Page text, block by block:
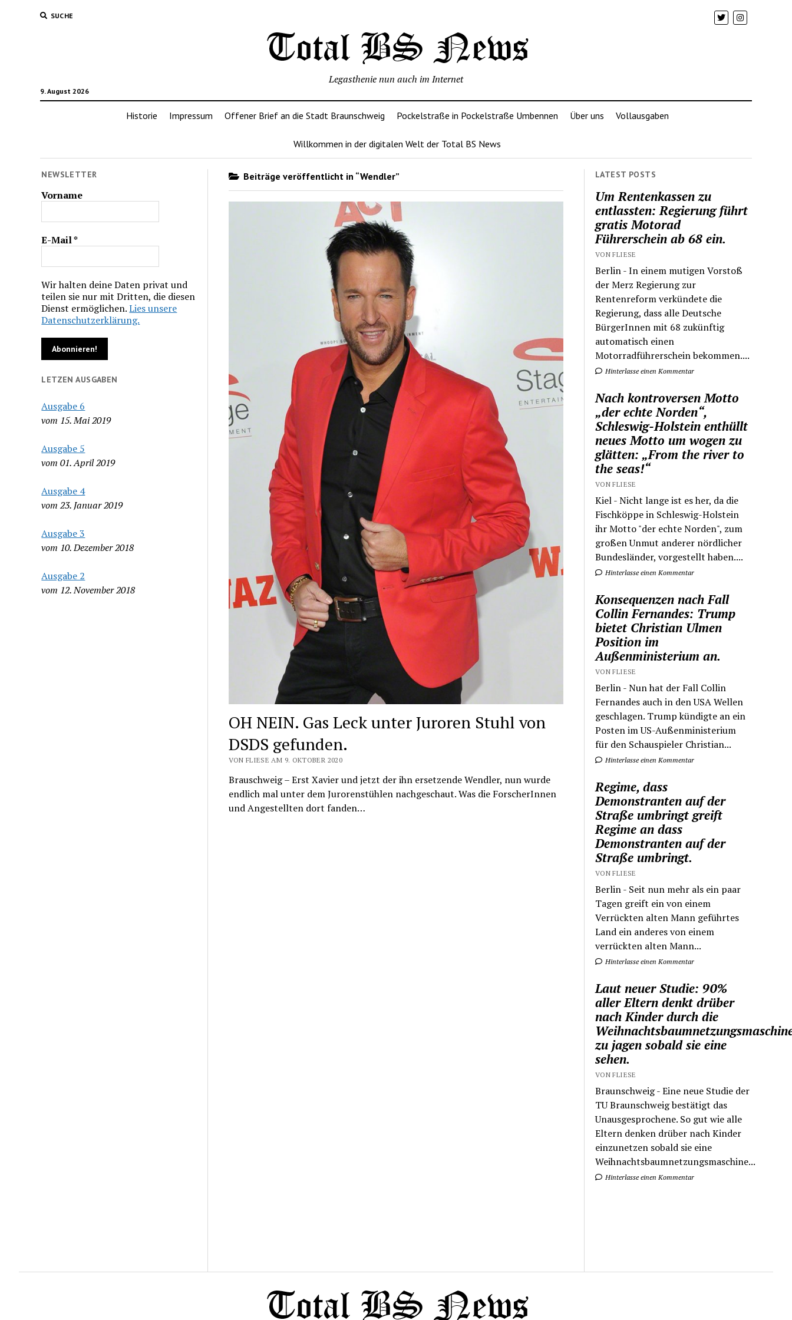
SUCHE
9. August 2026
Legasthenie nun auch im Internet
Historie Impressum Offener Brief an die Stadt Braunschweig Pockelstraße in Pockelstraße Umbennen Über uns Vollausgaben
Willkommen in der digitalen Welt der Total BS News
NEWSLETTER
Vorname
E-Mail*
Wir halten deine Daten privat und
teilen sie nur mit Dritten, die diesen
Dienst ermöglichen.Lies unsere
Datenschutzerklärung.
LETZEN AUSGABEN
Ausgabe 6
vom 15. Mai 2019
Ausgabe 5
vom 01. April 2019
Ausgabe 4
vom 23. Januar 2019
Ausgabe 3
vom 10. Dezember 2018
Ausgabe 2
vom 12. November 2018
Beiträge veröffentlicht in “Wendler”
OH NEIN. Gas Leck unter Juroren Stuhl von
DSDS gefunden.
VON FLIESE AM 9. OKTOBER 2020
Brauschweig – Erst Xavier und jetzt der ihn ersetzende Wendler, nun wurde
endlich mal unter dem Jurorenstühlen nachgeschaut. Was die ForscherInnen
und Angestellten dort fanden…
LATEST POSTS
Um Rentenkassen zu
entlassten: Regierung führt
gratis Motorad
Führerschein ab 68 ein.
VON FLIESE
Berlin - In einem mutigen Vorstoß
der Merz Regierung zur
Rentenreform verkündete die
Regierung, dass alle Deutsche
BürgerInnen mit 68 zukünftig
automatisch einen
Motorradführerschein bekommen....
Hinterlasse einen Kommentar
Nach kontroversen Motto
„der echte Norden“,
Schleswig-Holstein enthüllt
neues Motto um wogen zu
glätten: „From the river to
the seas!“
VON FLIESE
Kiel - Nicht lange ist es her, da die
Fischköppe in Schleswig-Holstein
ihr Motto "der echte Norden", zum
großen Unmut anderer nördlicher
Bundesländer, vorgestellt haben....
Hinterlasse einen Kommentar
Konsequenzen nach Fall
Collin Fernandes: Trump
bietet Christian Ulmen
Position im
Außenministerium an.
VON FLIESE
Berlin - Nun hat der Fall Collin
Fernandes auch in den USA Wellen
geschlagen. Trump kündigte an ein
Posten im US-Außenministerium
für den Schauspieler Christian...
Hinterlasse einen Kommentar
Regime, dass
Demonstranten auf der
Straße umbringt greift
Regime an dass
Demonstranten auf der
Straße umbringt.
VON FLIESE
Berlin - Seit nun mehr als ein paar
Tagen greift ein von einem
Verrückten alten Mann geführtes
Land ein anderes von einem
verrückten alten Mann...
Hinterlasse einen Kommentar
Laut neuer Studie: 90%
aller Eltern denkt drüber
nach Kinder durch die
zu jagen sobald sie eine
sehen.
VON FLIESE
Braunschweig - Eine neue Studie der
TU Braunschweig bestätigt das
Unausgesprochene. So gut wie alle
Eltern denken drüber nach Kinder
einzunetzen sobald sie eine
Weihnachtsbaumnetzungsmaschine...
Hinterlasse einen Kommentar